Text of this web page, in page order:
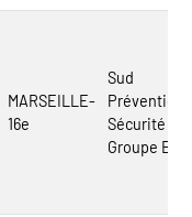
MARSEILLE-
16e
Sud
Prévention
Sécurité -
Groupe ECF